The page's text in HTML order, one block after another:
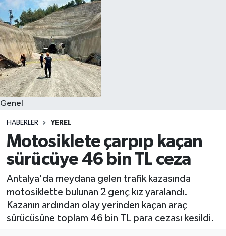
Genel
HABERLER YEREL
Motosiklete çarpıp kaçan
sürücüye 46 bin TL ceza
Antalya'da meydana gelen trafik kazasında
motosiklette bulunan 2 genç kız yaralandı.
Kazanın ardından olay yerinden kaçan araç
sürücüsüne toplam 46 bin TL para cezası kesildi.
Spor
Teknoloji
Yaşam